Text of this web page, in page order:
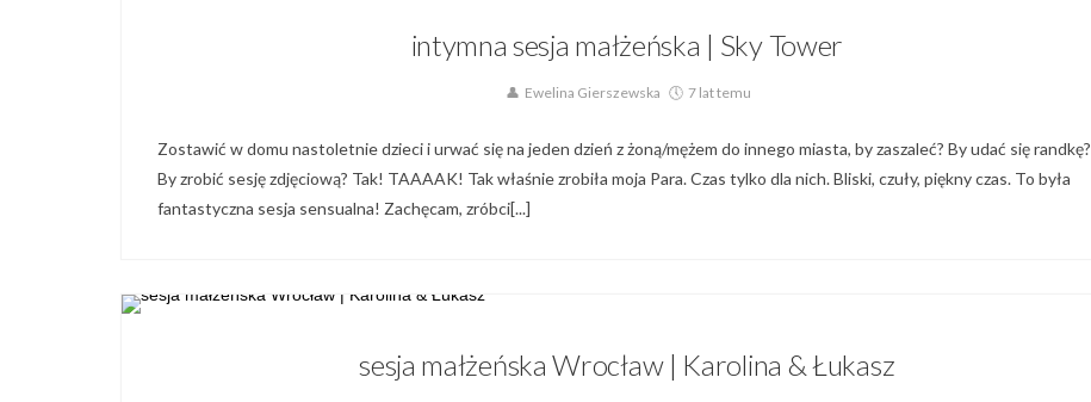
intymna sesja małżeńska | Sky Tower
Ewelina Gierszewska 7 lat temu
Zostawić w domu nastoletnie dzieci i urwać się na jeden dzień z żoną/mężem do innego miasta, by zaszaleć? By udać się randkę?
By zrobić sesję zdjęciową? Tak! TAAAAK! Tak właśnie zrobiła moja Para. Czas tylko dla nich. Bliski, czuły, piękny czas. To była
fantastyczna sesja sensualna! Zachęcam, zróbci[...]
sesja małżeńska Wrocław | Karolina & Łukasz